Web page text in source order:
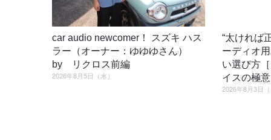
car audio newcomer！ スズキ ハス
ラー（オーナー：ゆゆゆさん）
by リクロス前編
2026年8月5日（水）
“太ければ
ーディオ
い選び方
イスの極
2026年8月3日